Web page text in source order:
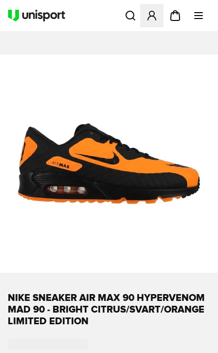
Öppnar en Modal för att
NIKE SNEAKER AIR MAX 90 HYPERVENOM
MAD 90 - BRIGHT CITRUS/SVART/ORANGE
LIMITED EDITION